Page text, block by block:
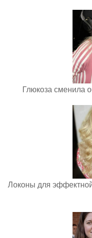
Глюкоза сменила
Локоны для